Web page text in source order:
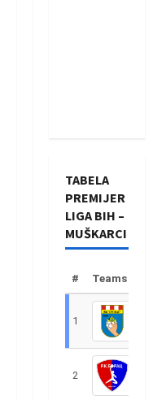
TABELA
PREMIJER
LIGA BIH –
MUŠKARCI
# Teams
1
2